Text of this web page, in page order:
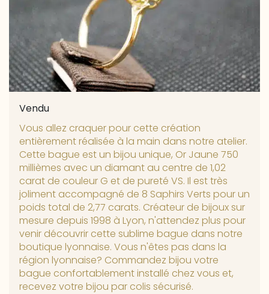
Vendu
Vous allez craquer pour cette création
entièrement réalisée à la main dans notre atelier.
Cette bague est un bijou unique, Or Jaune 750
millièmes avec un diamant au centre de 1,02
carat de couleur G et de pureté VS. Il est très
joliment accompagné de 8 Saphirs Verts pour un
poids total de 2,77 carats. Créateur de bijoux sur
mesure depuis 1998 à Lyon, n'attendez plus pour
venir découvrir cette sublime bague dans notre
boutique lyonnaise. Vous n'êtes pas dans la
région lyonnaise? Commandez bijou votre
bague confortablement installé chez vous et,
recevez votre bijou par colis sécurisé.